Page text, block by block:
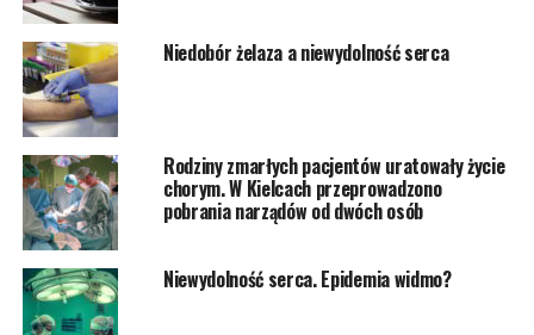
Niedobór żelaza a niewydolność serca
Rodziny zmarłych pacjentów uratowały życie
chorym. W Kielcach przeprowadzono
pobrania narządów od dwóch osób
Niewydolność serca. Epidemia widmo?